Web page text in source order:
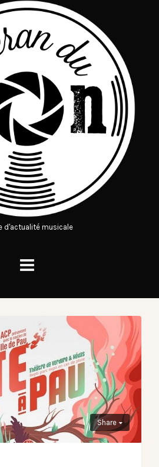
d'actualité musicale
Share